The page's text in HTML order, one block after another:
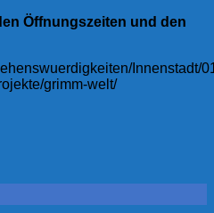
Öffnungszeiten und den
Innenstadt/
grimm-welt/